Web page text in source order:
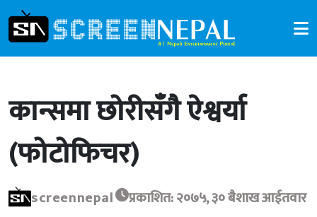
कान्समा छोरीसँगै ऐश्वर्या
(फोटोफिचर)
screennepal प्रकाशित: २०७५, ३० बैशाख आईतवार